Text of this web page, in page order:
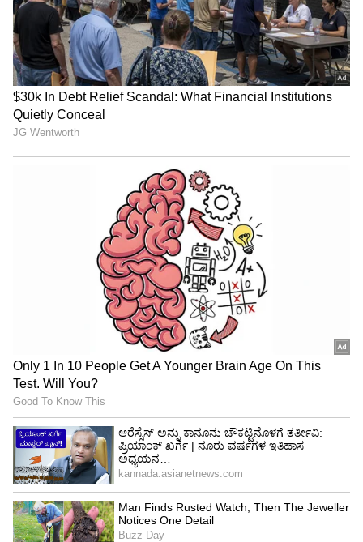
ನ್ಯಾಯಾಲಯದ ವಿಚಾರಣೆಯ ಸಂದರ್ಭದಲ್ಲಿ ತಾನು
ವರದಕ್ಷಿಣೆ ಕಿರುಕುಳ ನೀಡಿಲ್ಲ ಎಂಬುದನ್ನು
ಸಾಬೀತುಪಡಿಸಿಕೊಂಡು ದೋಷಮುಕ್ತರಾಗುವ ಅವಕಾಶವನ್ನು
ಪತಿಗೆ ಮುಕ್ತವಾಗಿಡಲಾಗಿದೆ.
ಸುದೀರ್ಘ ಮತ್ತು ಕೌಟುಂಬಿಕ ಕಲಹದ ಹಿನ್ನೆಲೆಯನ್ನು
ಹೊಂದಿರುವುದು ಸ್ಪಷ್ಟವಾಗುತ್ತದೆ. ಅರ್ಜಿದಾರ ಪತಿ ಮತ್ತು
ದೂರುದಾರ ಪತ್ನಿ ಅಕ್ಟೋಬರ್ 2017 ರಲ್ಲಿ ಹೈದರಾಬಾದ್‌ನಲ್ಲಿ
ವಿವಾಹವಾಗಿದ್ದರು. ಆದರೆ ಮದುವೆಯಾದ ಕೆಲವೇ ದಿನಗಳಲ್ಲಿ
ಇಬ್ಬರ ನಡುವೆ ಭಿನ್ನಾಭಿಪ್ರಾಯಗಳು ತಲೆದೋರಿ, ಅದು ದೊಡ್ಡ
ಕಾನೂನು ಹೋರಾಟವಾಗಿ ಮಾರ್ಪಟ್ಟಿತು. ಮೊದಲಿಗೆ ಪತಿಯೇ
ಪೊಲೀಸರ ಮೊರೆ ಹೋಗಿ, ತನ್ನ ಹೆಂಡತಿ ತನ್ನನ್ನು
ಚಾಕುವಿನಿಂದ ಇರಿದು ಕೊಲ್ಲಲು ಯತ್ನಿಸಿದ್ದಾಳೆ ಎಂದು
ಗಂಭೀರ ಆರೋಪ ಮಾಡಿ ದೂರು ದಾಖಲಿಸಿದ್ದರು. ಈ
ಎಫ್‌ಐಆರ್ ದಾಖಲಾದ ಬೆನ್ನಲ್ಲೇ, ಪತ್ನಿಯು ಮದುವೆಯನ್ನು
ರದ್ದುಗೊಳಿಸುವಂತೆ ಕೋರಿ ಕೌಟುಂಬಿಕ ನ್ಯಾಯಾಲಯದಲ್ಲಿ
ಮೊಕದ್ದಮೆ ಹೂಡಿದ್ದರು ಮತ್ತು ಈ ಎರಡೂ ಪ್ರಕರಣಗಳು ಸದ್ಯ
ನ್ಯಾಯಾಲಯದಲ್ಲಿ ಬಾಕಿ ಇವೆ. ತದನಂತರ ನವೆಂಬರ್ 2022
ರಲ್ಲಿ, ಪತ್ನಿಯು ಬೆಂಗಳೂರಿನ ಪೊಲೀಸರ ಬಳಿ ಪತಿಯ ವಿರುದ್ಧ
ವರದಕ್ಷಿಣೆ ಕಿರುಕುಳ ಮತ್ತು ಜಾತಿ ನಿಂದನೆಯ ಹೊಸ ದೂರನ್ನು
ದಾಖಲಿಸಿದರು. ಪೊಲೀಸರು ಇದರ ತನಿಖೆ ನಡೆಸಿ
ನ್ಯಾಯಾಲಯಕ್ಕೆ ಆರೋಪಪಟ್ಟಿ ಸಲ್ಲಿಸಿದ್ದರು. ಇದರ ಆಧಾರದ